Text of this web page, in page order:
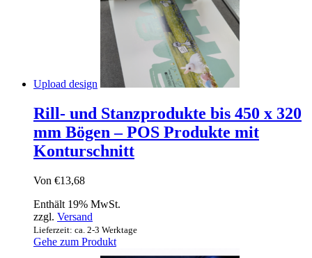
Upload design
Rill- und Stanzprodukte bis 450 x 320
mm Bögen – POS Produkte mit
Konturschnitt
Von €13,68
Enthält 19% MwSt.
zzgl. Versand
Lieferzeit: ca. 2-3 Werktage
Gehe zum Produkt